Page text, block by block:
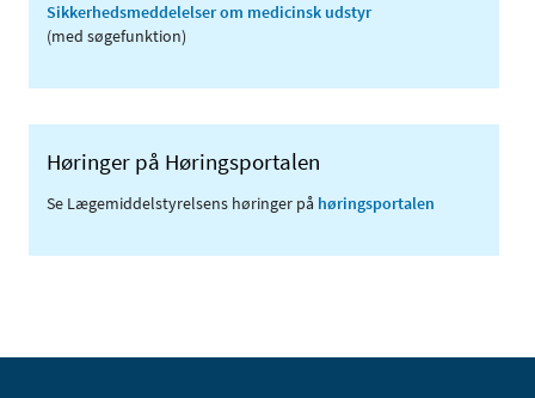
Sikkerhedsmeddelelser om medicinsk udstyr
(med søgefunktion)
Høringer på Høringsportalen
Se Lægemiddelstyrelsens høringer på høringsportalen